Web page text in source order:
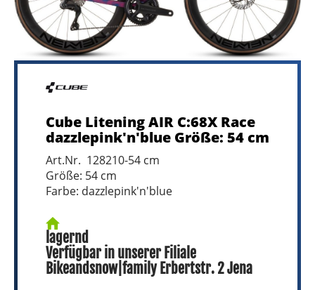
Cube Litening AIR C:68X Race
dazzlepink'n'blue Größe: 54 cm
Art.Nr. 128210-54 cm
Größe: 54 cm
Farbe: dazzlepink'n'blue
lagernd
Verfügbar in unserer Filiale
Bikeandsnow|family Erbertstr. 2 Jena